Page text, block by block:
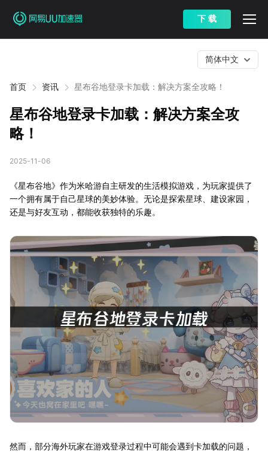
下 载
首页 资讯 星布谷地登录卡加载：解决方案全攻略！
简体中文
星布谷地登录卡加载：解决方案全攻
略！
2025-11-06
《星布谷地》作为米哈游自主研发的生活模拟游戏，为玩家提供了
一个拥有属于自己星球的美妙体验。无论是探索星球、建设家园，
还是与好友互动，都能收获独特的乐趣。
然而，部分海外玩家在游戏登录过程中可能会遇到卡加载的问题，